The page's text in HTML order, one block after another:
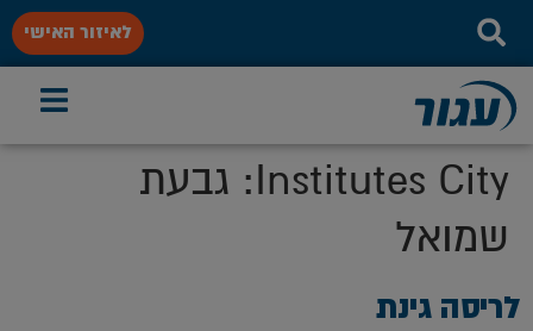
לאיזור האישי
Institutes City:
גבעת
שמואל
לריסה גינת